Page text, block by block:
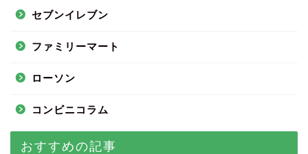
セブンイレブン
ファミリーマート
ローソン
コンビニコラム
おすすめの記事